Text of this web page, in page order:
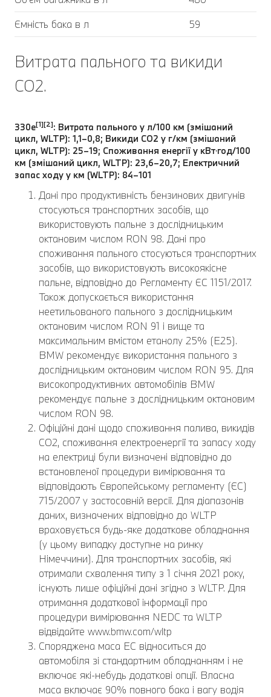
Ємність бака в л
59
Витрата пального та викиди
CO2.
330e[1][2]: Витрата пального у л/100 км (змішаний
цикл, WLTP): 1,1–0,8; Викиди CO2 у г/км (змішаний
цикл, WLTP): 25–19; Споживання енергії у кВт⋅год/100
км (змішаний цикл, WLTP): 23,6–20,7; Електричний
запас ходу у км (WLTP): 84–101
Дані про продуктивність бензинових двигунів
стосуються транспортних засобів, що
використовують пальне з дослідницьким
октановим числом RON 98. Дані про
споживання пального стосуються транспортних
засобів, що використовують високоякісне
пальне, відповідно до Регламенту ЄС 1151/2017.
Також допускається використання
неетильованого пального з дослідницьким
октановим числом RON 91 і вище та
максимальним вмістом етанолу 25% (E25).
BMW рекомендує використання пального з
дослідницьким октановим числом RON 95. Для
високопродуктивних автомобілів BMW
рекомендує пальне з дослідницьким октановим
числом RON 98.
Офіційні дані щодо споживання палива, викидів
CO2, споживання електроенергії та запасу ходу
на електриці були визначені відповідно до
встановленої процедури вимірювання та
відповідають Європейському регламенту (ЄС)
715/2007 у застосовній версії. Для діапазонів
даних, визначених відповідно до WLTP
враховується будь-яке додаткове обладнання
(у цьому випадку доступне на ринку
Німеччини). Для транспортних засобів, які
отримали схвалення типу з 1 січня 2021 року,
існують лише офіційні дані згідно з WLTP. Для
отримання додаткової інформації про
процедури вимірювання NEDC та WLTP
відвідайте www.bmw.com/wltp
Споряджена маса EC відноситься до
автомобіля зі стандартним обладнанням і не
включає які-небудь додаткові опції. Власна
маса включає 90% повного бака і вагу водія